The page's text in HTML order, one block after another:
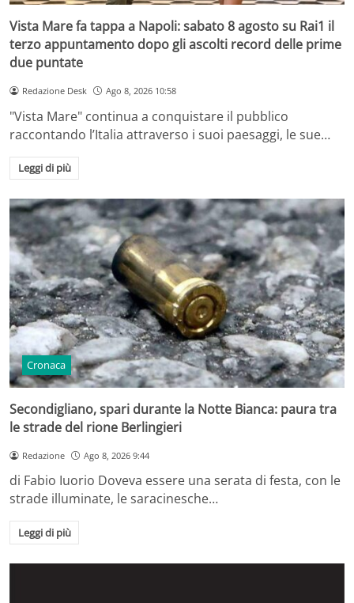
Vista Mare fa tappa a Napoli: sabato 8 agosto su Rai1 il
terzo appuntamento dopo gli ascolti record delle prime
due puntate
Redazione Desk Ago 8, 2026 10:58
"Vista Mare" continua a conquistare il pubblico
raccontando l’Italia attraverso i suoi paesaggi, le sue…
Leggi di più
Cronaca
Secondigliano, spari durante la Notte Bianca: paura tra
le strade del rione Berlingieri
Redazione Ago 8, 2026 9:44
di Fabio Iuorio Doveva essere una serata di festa, con le
strade illuminate, le saracinesche…
Leggi di più